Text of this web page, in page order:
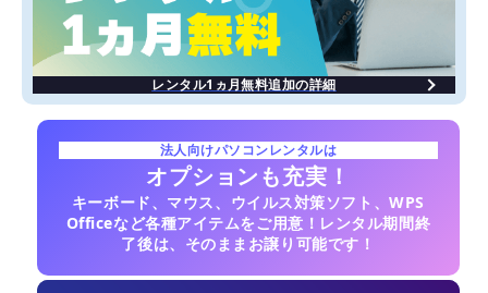
レンタル1ヵ月無料追加の詳細
法人向けパソコンレンタルは
オプションも充実！
キーボード、マウス、ウイルス対策ソフト、WPS
Officeなど各種アイテムをご用意！レンタル期間終
了後は、そのままお譲り可能です！